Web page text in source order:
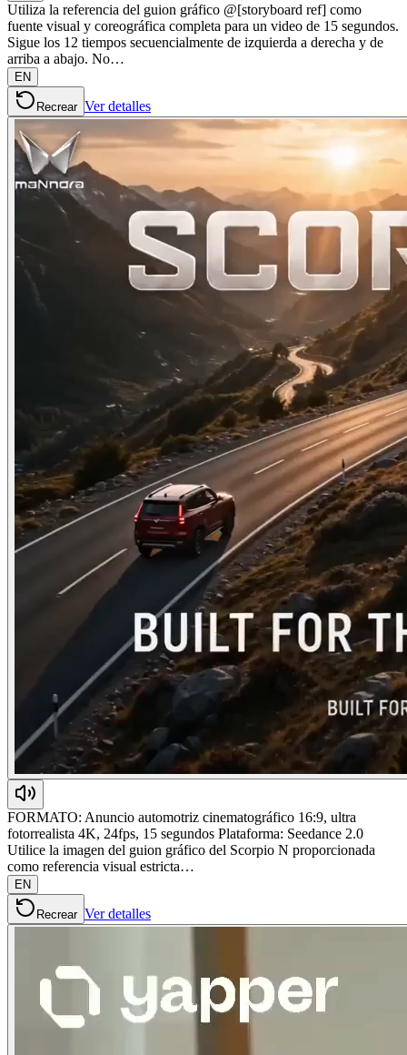
Utiliza la referencia del guion gráfico @[storyboard ref] como
fuente visual y coreográfica completa para un video de 15 segundos.
Sigue los 12 tiempos secuencialmente de izquierda a derecha y de
arriba a abajo. No…
EN
Recrear Ver detalles
FORMATO: Anuncio automotriz cinematográfico 16:9, ultra
fotorrealista 4K, 24fps, 15 segundos Plataforma: Seedance 2.0
Utilice la imagen del guion gráfico del Scorpio N proporcionada
como referencia visual estricta…
EN
Recrear Ver detalles